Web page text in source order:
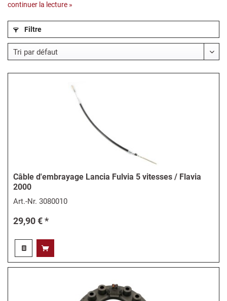
continuer la lecture »
Filtre
Câble d'embrayage Lancia Fulvia 5 vitesses / Flavia
2000
Art.-Nr.3080010
29,90 € *